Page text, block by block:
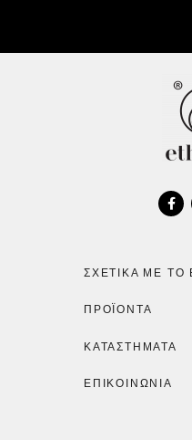
ΣΧΕΤΙΚΆ ΜΕ ΤΟ
ΠΡΟΪΌΝΤΑ
ΚΑΤΑΣΤΉΜΑΤΑ
ΕΠΙΚΟΙΝΩΝΙΑ